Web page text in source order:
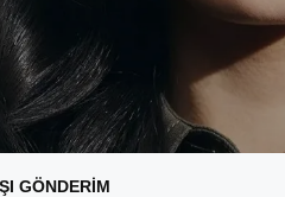
GÖNDERIM